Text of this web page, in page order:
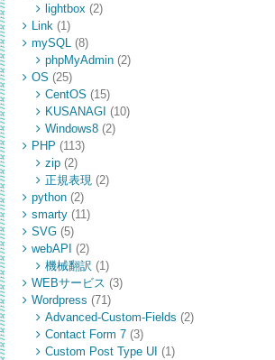
lightbox (2)
Link(1)
mySQL(8)
phpMyAdmin(2)
OS (25)
CentOS (15)
KUSANAGI (10)
Windows8(2)
PHP (113)
zip(2)
正規表現(2)
python(2)
smarty(11)
SVG(5)
webAPI
(2)
機械翻訳 (1)
WEBサービス (3)
Wordpress (71)
Advanced-Custom-Fields (2)
Contact Form 7(3)
Custom Post Type UI (1)